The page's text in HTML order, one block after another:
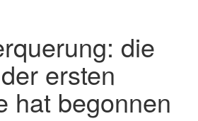
die
ersten
hat begonnen